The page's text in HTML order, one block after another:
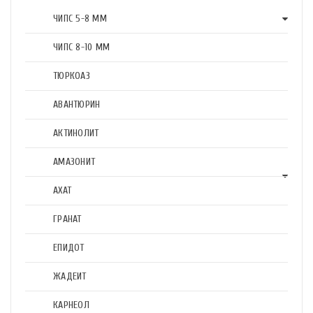
ЧИПС 5-8 ММ
ЧИПС 8-10 ММ
ТЮРКОАЗ
АВАНТЮРИН
АКТИНОЛИТ
АМАЗОНИТ
АХАТ
ГРАНАТ
ЕПИДОТ
ЖАДЕИТ
КАРНЕОЛ